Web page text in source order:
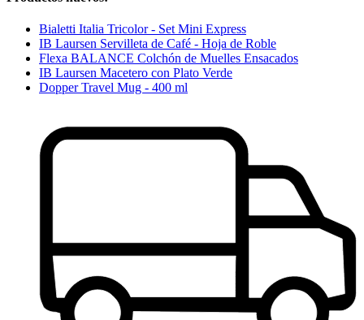
Bialetti Italia Tricolor - Set Mini Express
IB Laursen Servilleta de Café - Hoja de Roble
Flexa BALANCE Colchón de Muelles Ensacados
IB Laursen Macetero con Plato Verde
Dopper Travel Mug - 400 ml